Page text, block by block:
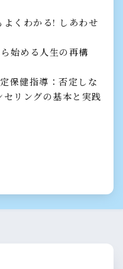
よくわかる! しあわせ
始める人生の再構
保健指導：否定しな
リングの基本と実践